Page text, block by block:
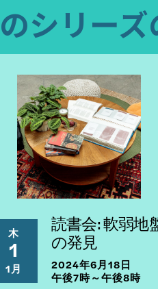
シリー
木
1
1月
読書会: 軟弱地
の発見
2024年6月18日
午後7時～午後8時